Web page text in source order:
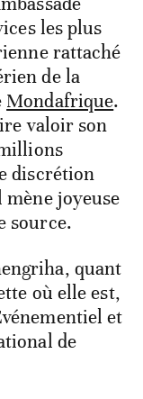
les plus
rattaché
de la
Mondafrique.
valoir son
discrétion
joyeuse
source.
quant
où elle est,
et
de